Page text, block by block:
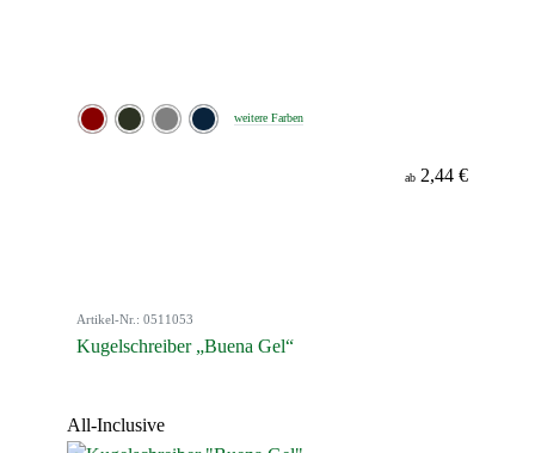
weitere Farben
ab 2,44 €
Artikel-Nr.: 0511053
Kugelschreiber „Buena Gel“
All-Inclusive